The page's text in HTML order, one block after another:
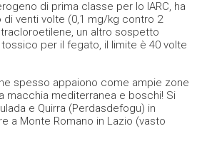
di prima classe per lo IARC, ha
di venti volte (0,1 mg/kg contro 2
un altro sospetto
per il fegato, il limite è 40 volte
spesso appaiono come ampie zone
macchia mediterranea e boschi! Si
e Quirra (Perdasdefogu) in
a Monte Romano in Lazio (vasto